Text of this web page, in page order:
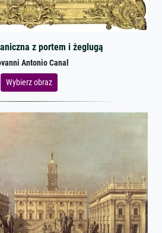
z portem i żeglugą
Antonio Canal
Wybierz obraz